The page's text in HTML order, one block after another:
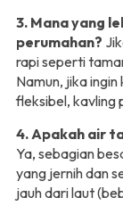
3. Mana yang
perumahan?
rapi seperti
Namun, jika
fleksibel, kavling
4. Apakah air
Ya, sebagian
yang jernih dan
jauh dari laut